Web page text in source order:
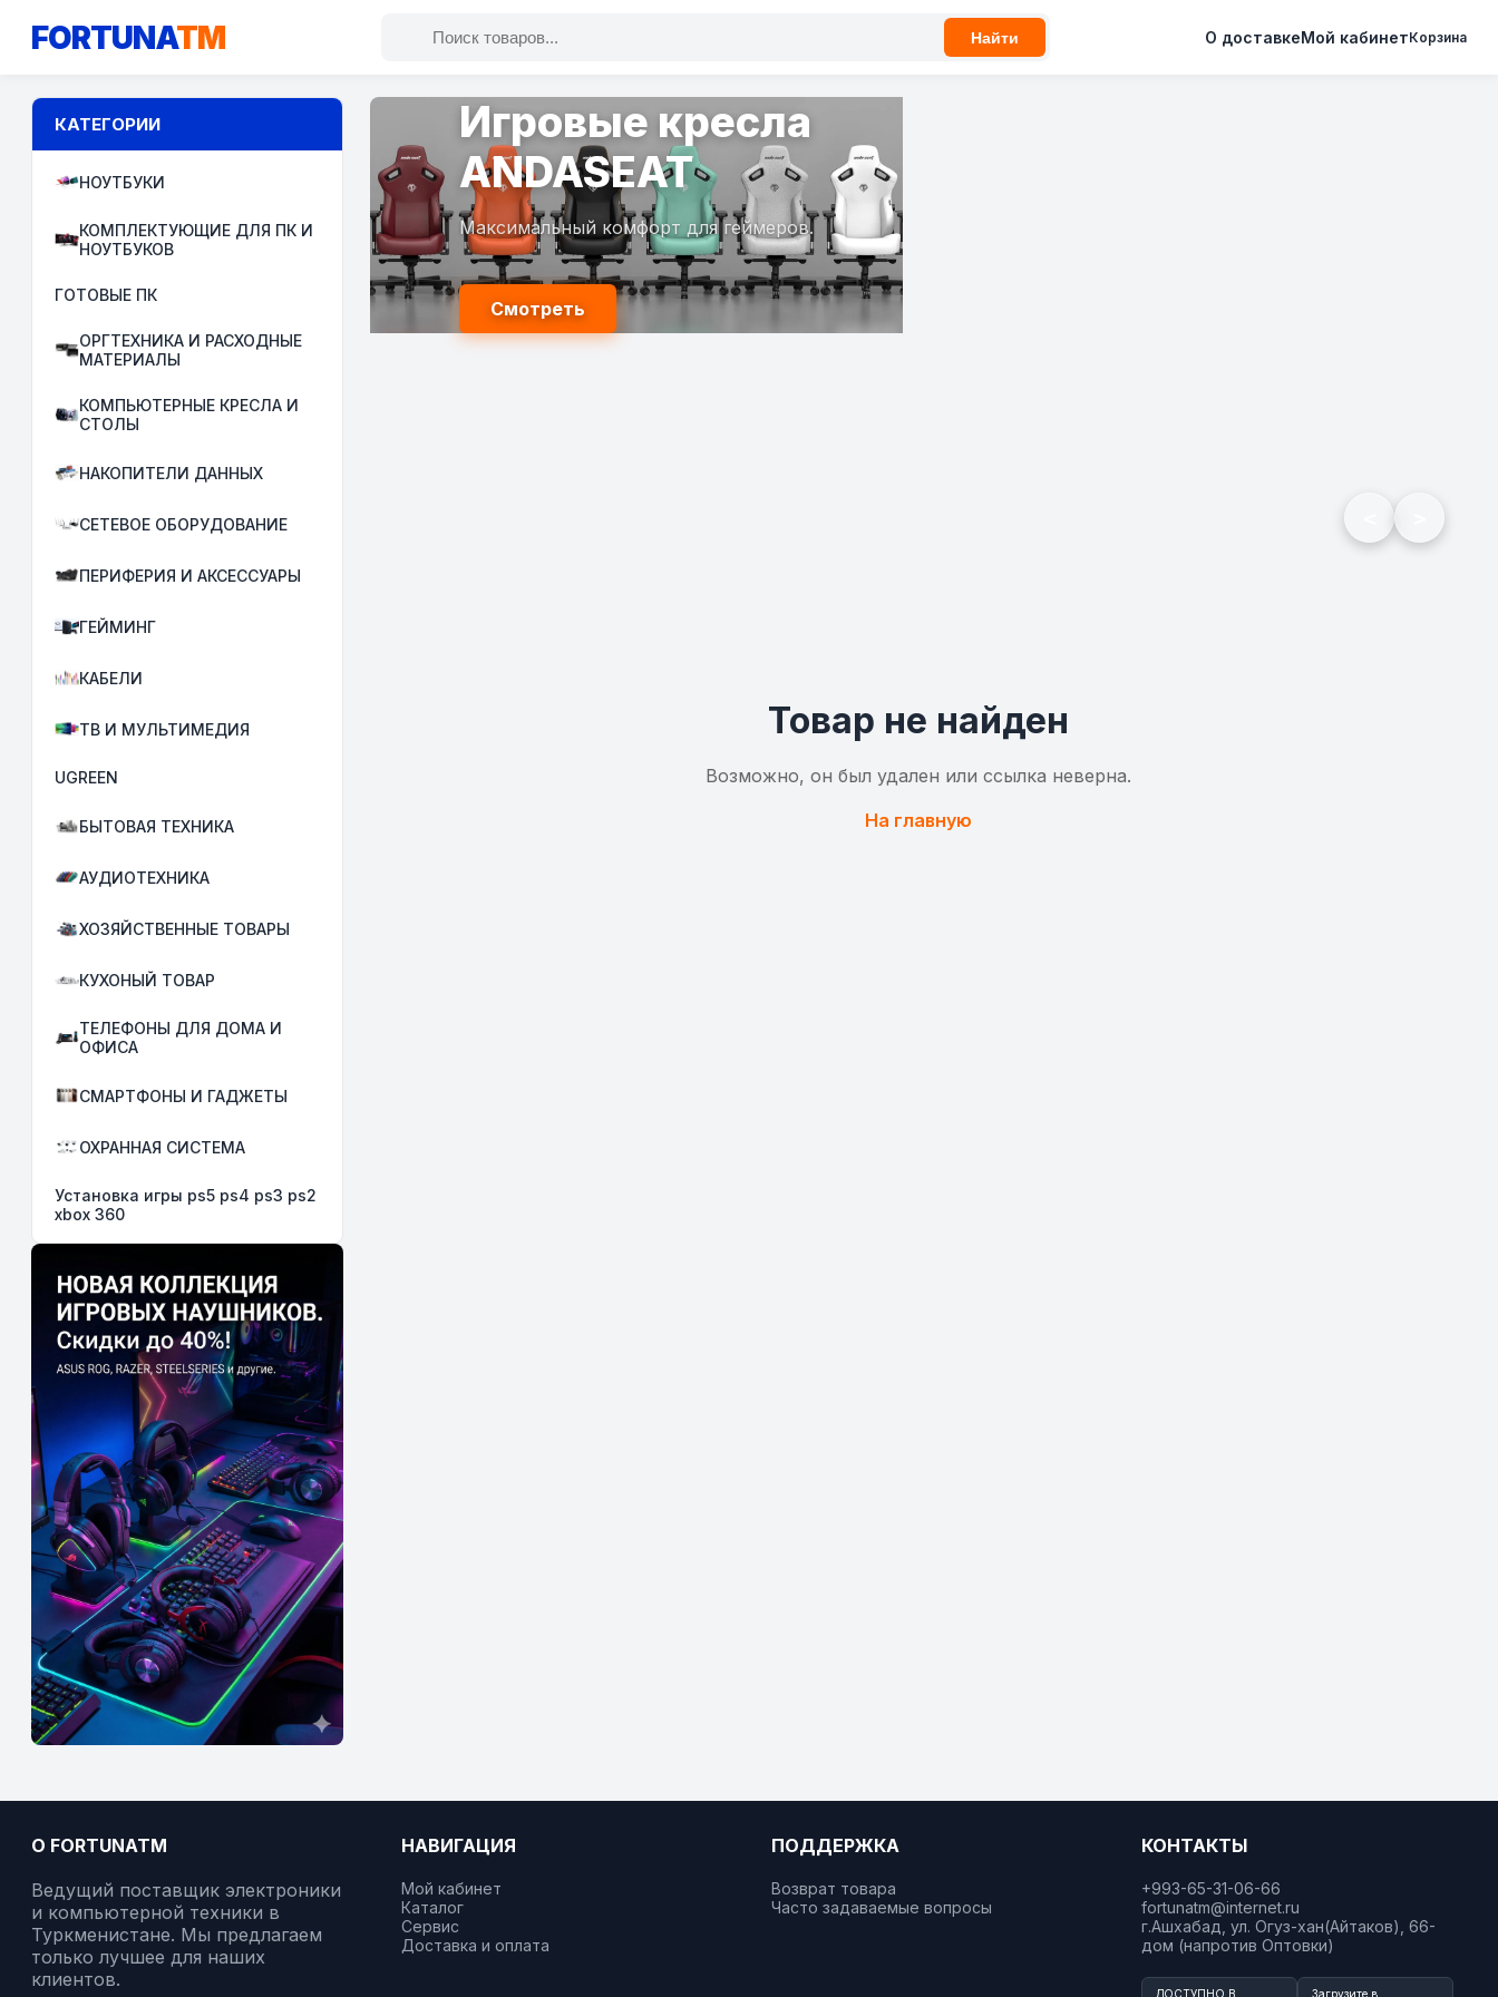
FORTUNATM Найти О доставкеМой кабинетКорзина
КАТЕГОРИИ
НОУТБУКИ
КОМПЛЕКТУЮЩИЕ ДЛЯ ПК И
НОУТБУКОВ
ГОТОВЫЕ ПК
ОРГТЕХНИКА И РАСХОДНЫЕ
МАТЕРИАЛЫ
КОМПЬЮТЕРНЫЕ КРЕСЛА И
СТОЛЫ
НАКОПИТЕЛИ ДАННЫХ
СЕТЕВОЕ ОБОРУДОВАНИЕ
ПЕРИФЕРИЯ И АКСЕССУАРЫ
ГЕЙМИНГ
КАБЕЛИ
ТВ И МУЛЬТИМЕДИЯ
UGREEN
БЫТОВАЯ ТЕХНИКА
АУДИОТЕХНИКА
ХОЗЯЙСТВЕННЫЕ ТОВАРЫ
КУХОНЫЙ ТОВАР
ТЕЛЕФОНЫ ДЛЯ ДОМА И
ОФИСА
СМАРТФОНЫ И ГАДЖЕТЫ
ОХРАННАЯ СИСТЕМА
Установка игры ps5 ps4 ps3 ps2
xbox 360
Игровые кресла
ANDASEAT
Максимальный комфорт для геймеров.
Смотреть
Товар не найден
Возможно, он был удален или ссылка неверна.
На главную
О FORTUNATM
Ведущий поставщик электроники
и компьютерной техники в
Туркменистане. Мы предлагаем
только лучшее для наших
клиентов.
НАВИГАЦИЯ
Мой кабинет
Каталог
Сервис
Доставка и оплата
ПОДДЕРЖКА
Возврат товара
Часто задаваемые вопросы
КОНТАКТЫ
+993-65-31-06-66
fortunatm@internet.ru
г.Ашхабад, ул. Огуз-хан(Айтаков), 66-
дом (напротив Оптовки)
ДОСТУПНО В Загрузите в